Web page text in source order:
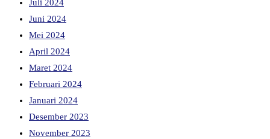
Juli 2024
Juni 2024
Mei 2024
April 2024
Maret 2024
Februari 2024
Januari 2024
Desember 2023
November 2023